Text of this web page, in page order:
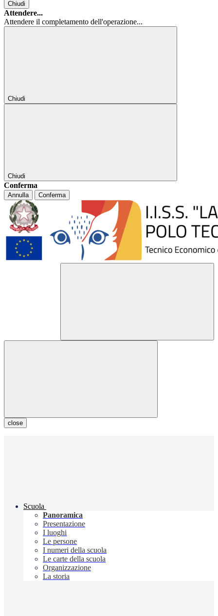
Chiudi
Attendere...
Attendere il completamento dell'operazione...
Chiudi
Chiudi
Conferma
Annulla Conferma
close
Scuola
Panoramica
Presentazione
I luoghi
Le persone
I numeri della scuola
Le carte della scuola
Organizzazione
La storia